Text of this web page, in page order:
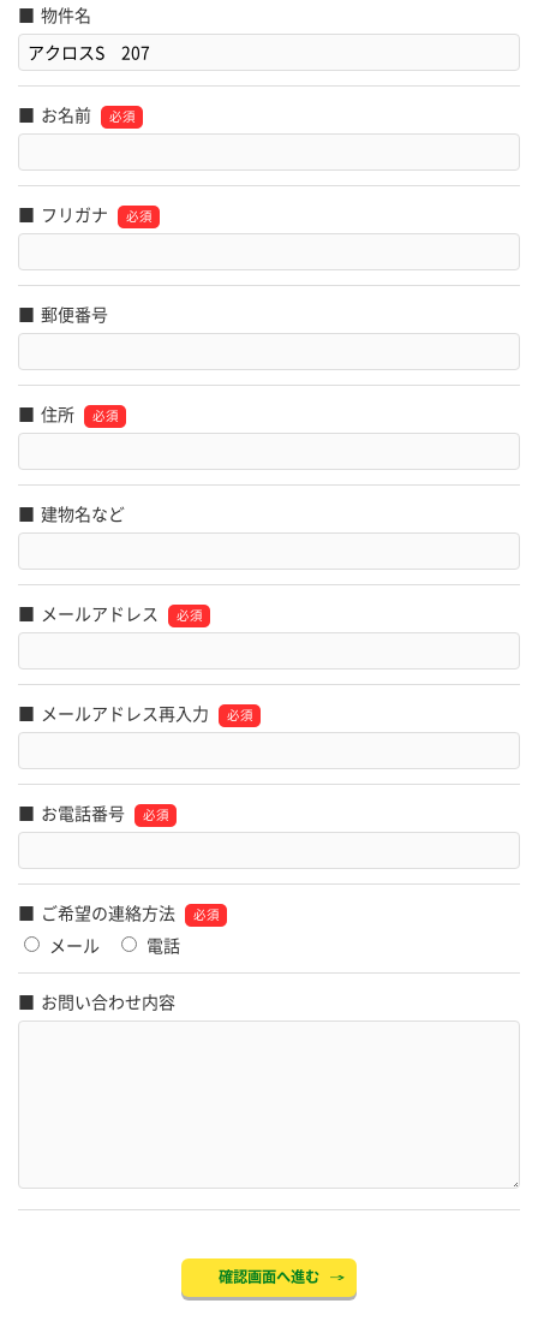
物件名
お名前
フリガナ
郵便番号
住所
建物名など
メールアドレス
メールアドレス再入力
お電話番号
ご希望の連絡方法
メール
電話
お問い合わせ内容
確認画面へ進む